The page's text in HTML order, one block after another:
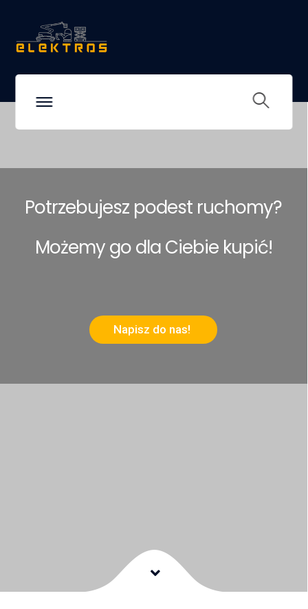
Potrzebujesz podest ruchomy?
Możemy go dla Ciebie kupić!
Napisz do nas!